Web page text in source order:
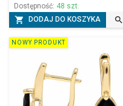
Dostępność: 48 szt.
 DODAJ DO KOSZYKA 
NOWY PRODUKT